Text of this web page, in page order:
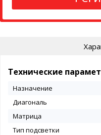
Технические
Назначение
Диагональ
Матрица
Тип подсветки